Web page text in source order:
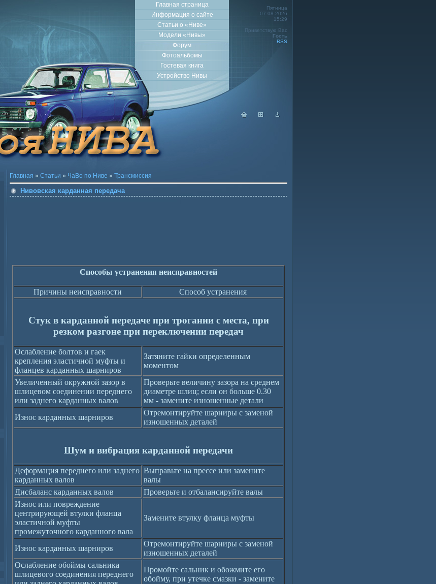
Главная страница
Информация о сайте
Статьи о «Ниве»
Модели «Нивы»
Форум
Фотоальбомы
Гостевая книга
Устройство Нивы
Пятница
07.08.2026
15:29
Приветствую Вас
Гость
RSS
Главная » Статьи » ЧаВо по Ниве » Трансмиссия
Нивовская карданная передача
Способы устранения неисправностей
Причины неисправности Способ устранения
Стук в карданной передаче при трогании с места, при
резком разгоне при переключении передач
Ослабление болтов и гаек
крепления эластичной муфты и
фланцев карданных шарниров
Затяните гайки определенным
моментом
Увеличенный окружной зазор в
шлицевом соединении переднего
или заднего карданных валов
Проверьте величину зазора на среднем
диаметре шлиц; если он больше 0.30
мм - замените изношенные детали
Износ карданных шарниров
Отремонтируйте шарниры с заменой
изношенных деталей
Шум и вибрация карданной передачи
Деформация переднего или заднего
карданных валов
Выправьте на прессе или замените
валы
Дисбаланс карданных валов
Проверьте и отбалансируйте валы
Износ или повреждение
центрирующей втулки фланца
эластичной муфты
промежуточного карданного вала
Замените втулку фланца муфты
Износ карданных шарниров
Отремонтируйте шарниры с заменой
изношенных деталей
Ослабление обоймы сальника
шлицевого соединения переднего
Промойте сальник и обожмите его
обойму, при утечке смазки - замените